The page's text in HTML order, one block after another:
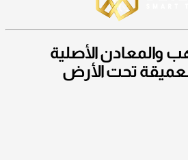
والمعادن الأصلية
تحت الأرض